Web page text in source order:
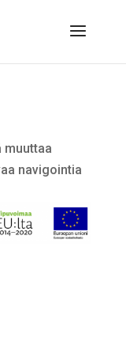
muuttaa
navigointia